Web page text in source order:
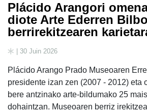
Plácido Arangori
diote Arte Ederren
berrirekitzearen
| 30 Juin 2026
Plácido Arango Prado Museoaren
presidente izan zen (2007 - 2012) eta
bere antzinako arte-bildumako 25
dohaintzan. Museoaren berriz